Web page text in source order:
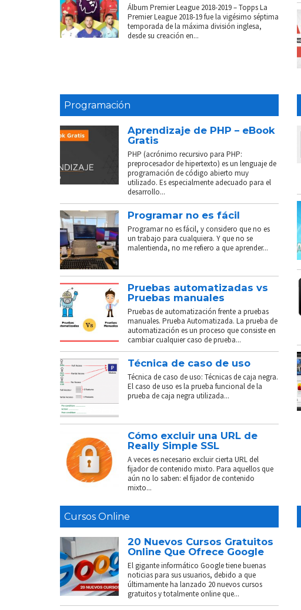
Álbum Premier League 2018-2019 – Topps La
Premier League 2018-19 fue la vigésimo séptima
temporada de la máxima división inglesa,
desde su creación en...
Programación
Aprendizaje de PHP – eBook
Gratis
PHP (acrónimo recursivo para PHP:
preprocesador de hipertexto) es un lenguaje de
programación de código abierto muy
utilizado. Es especialmente adecuado para el
desarrollo...
Programar no es fácil
Programar no es fácil, y considero que no es
un trabajo para cualquiera. Y que no se
malentienda, no me refiero a que aprender...
Pruebas automatizadas vs
Pruebas manuales
Pruebas de automatización frente a pruebas
manuales. Prueba Automatizada. La prueba de
automatización es un proceso que consiste en
cambiar cualquier caso de prueba...
Técnica de caso de uso
Técnica de caso de uso: Técnicas de caja negra.
El caso de uso es la prueba funcional de la
prueba de caja negra utilizada...
Cómo excluir una URL de
Really Simple SSL
A veces es necesario excluir cierta URL del
fijador de contenido mixto. Para aquellos que
aún no lo saben: el fijador de contenido
mixto...
Cursos Online
20 Nuevos Cursos Gratuitos
Online Que Ofrece Google
El gigante informático Google tiene buenas
noticias para sus usuarios, debido a que
últimamente ha lanzado 20 nuevos cursos
gratuitos y totalmente online que...